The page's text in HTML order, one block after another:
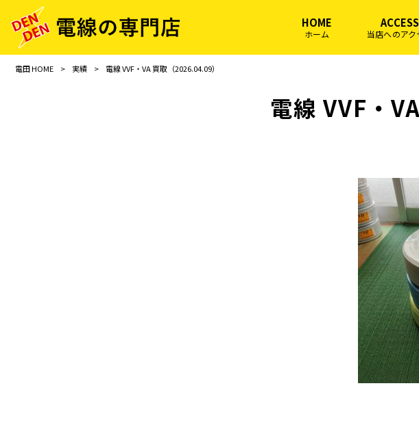
HOME
ホーム
ACCESS
当店へのアク
電田 HOME > 実績 > 電線 VVF・VA 買取（2026.04.09）
電線 VVF・